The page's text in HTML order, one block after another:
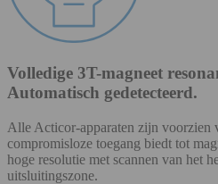
Volledige 3T-magneet
Automatisch gedetecteerd.
Alle Acticor-apparaten zijn voorzien
compromisloze toegang biedt tot
hoge resolutie met scannen van het
uitsluitingszone.